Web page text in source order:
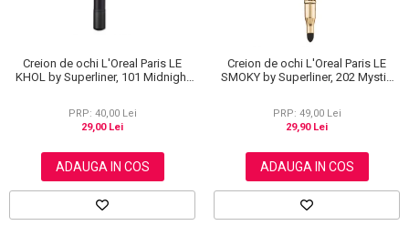
Creion de ochi L'Oreal Paris LE
KHOL by Superliner, 101 Midnight
PRP: 40,00 Lei
29,00 Lei
ADAUGA IN COS
Creion de ochi L'Oreal Paris LE
SMOKY by Superliner, 202 Mystic
PRP: 49,00 Lei
29,90 Lei
ADAUGA IN COS